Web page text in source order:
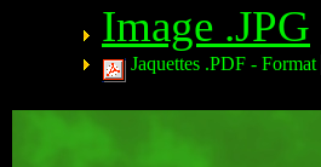
Image .JPG
Jaquettes .PDF - Format